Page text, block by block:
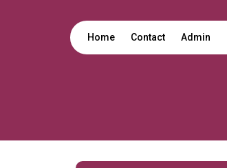
Home Contact Admin